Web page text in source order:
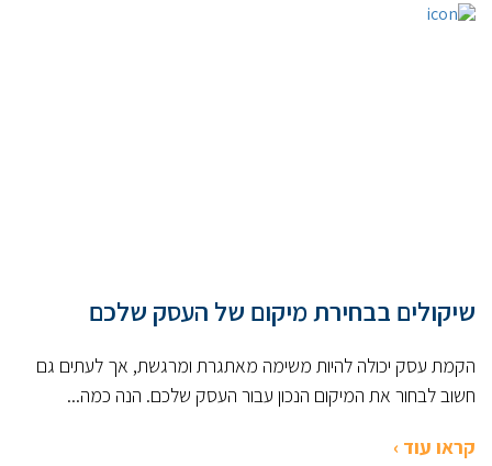
שיקולים בבחירת מיקום של העסק שלכם
הקמת עסק יכולה להיות משימה מאתגרת ומרגשת, אך לעתים גם
חשוב לבחור את המיקום הנכון עבור העסק שלכם. הנה כמה...
קראו עוד ›